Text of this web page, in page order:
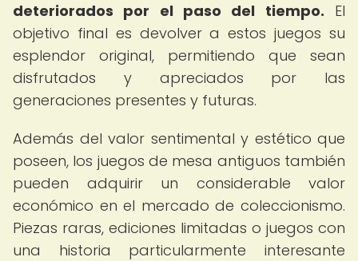
deteriorados por el paso del tiempo. El
objetivo final es devolver a estos juegos su
esplendor original, permitiendo que sean
disfrutados y apreciados por las
generaciones presentes y futuras.
Además del valor sentimental y estético que
poseen, los juegos de mesa antiguos también
pueden adquirir un considerable valor
económico en el mercado de coleccionismo.
Piezas raras, ediciones limitadas o juegos con
una historia particularmente interesante